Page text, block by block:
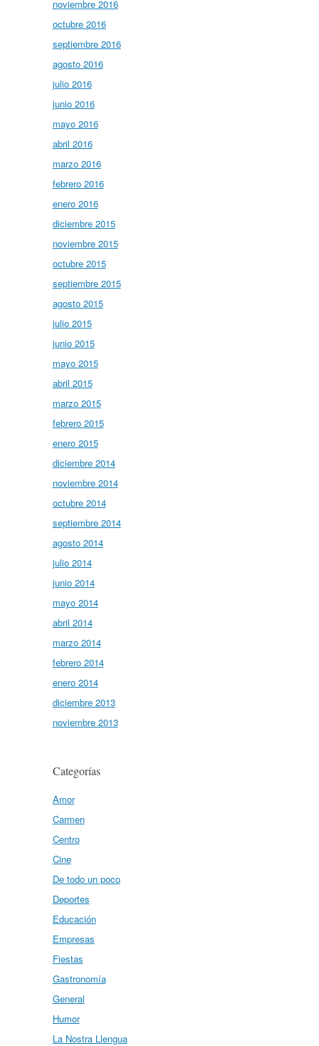
noviembre 2016
octubre 2016
septiembre 2016
agosto 2016
julio 2016
junio 2016
mayo 2016
abril 2016
marzo 2016
febrero 2016
enero 2016
diciembre 2015
noviembre 2015
octubre 2015
septiembre 2015
agosto 2015
julio 2015
junio 2015
mayo 2015
abril 2015
marzo 2015
febrero 2015
enero 2015
diciembre 2014
noviembre 2014
octubre 2014
septiembre 2014
agosto 2014
julio 2014
junio 2014
mayo 2014
abril 2014
marzo 2014
febrero 2014
enero 2014
diciembre 2013
noviembre 2013
Categorías
Amor
Carmen
Centro
Cine
De todo un poco
Deportes
Educación
Empresas
Fiestas
Gastronomía
General
Humor
La Nostra Llengua